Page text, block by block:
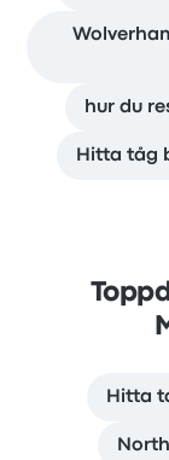
hur du
Hitta tåg
Hitta